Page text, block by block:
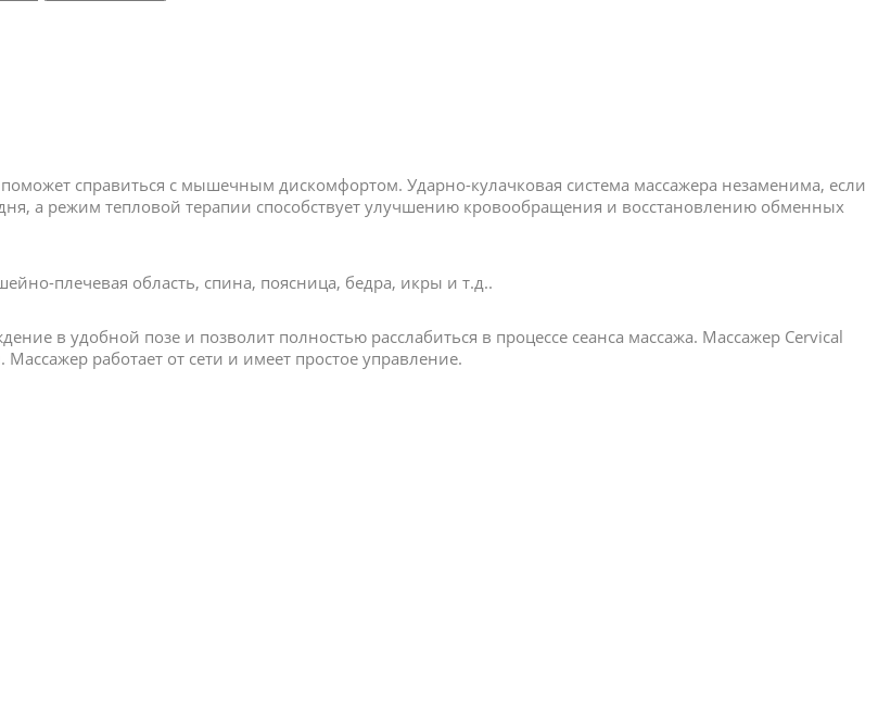
справиться с мышечным дискомфортом. Ударно-кулачковая система массажера незаменима, если
а режим тепловой терапии способствует улучшению кровообращения и восстановлению обменных
плечевая область, спина, поясница, бедра, икры и т.д..
в удобной позе и позволит полностью расслабиться в процессе сеанса массажа. Массажер Cervical
работает от сети и имеет простое управление.